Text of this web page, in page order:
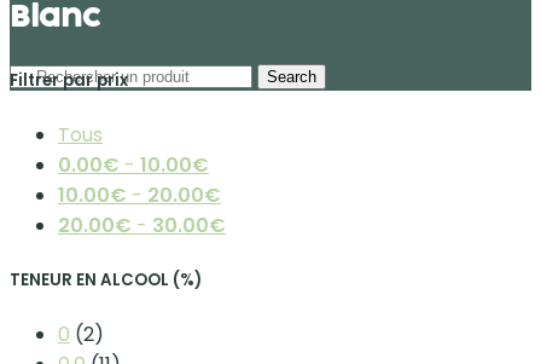
Blanc
Search
Filtrer par prix
Tous
0.00€ - 10.00€
10.00€ - 20.00€
20.00€ - 30.00€
TENEUR EN ALCOOL (%)
0 (2)